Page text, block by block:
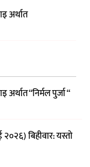
अर्थात
“निर्मल पुर्जा “
बिहीवार: यस्तो